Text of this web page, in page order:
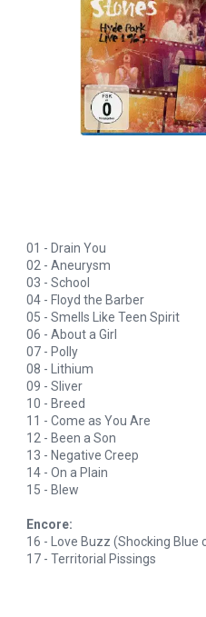
01 - Drain You
02 - Aneurysm
03 - School
04 - Floyd the Barber
05 - Smells Like Teen Spirit
06 - About a Girl
07 - Polly
08 - Lithium
09 - Sliver
10 - Breed
11 - Come as You Are
12 - Been a Son
13 - Negative Creep
14 - On a Plain
15 - Blew
Encore:
16 - Love Buzz (Shocking Blue
17 - Territorial Pissings